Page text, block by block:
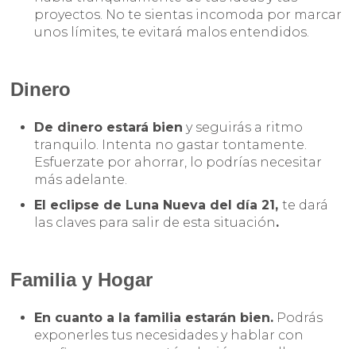
proyectos. No te sientas incomoda por marcar
unos límites, te evitará malos entendidos.
Dinero
De dinero estará bien y seguirás a ritmo
tranquilo. Intenta no gastar tontamente.
Esfuerzate por ahorrar, lo podrías necesitar
más adelante.
El eclipse de Luna Nueva del día 21,te dará
las claves para salir de esta situación.
Familia y Hogar
En cuanto a la familia estarán bien. Podrás
exponerles tus necesidades y hablar con